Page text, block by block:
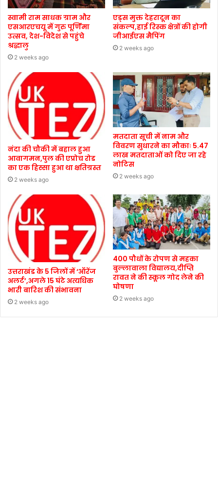
स्वामी राम साधक ग्राम और
एसआरएचयू में गुरु पूर्णिमा
उत्सव, देश-विदेश से पहुंचे
श्रद्धालु
2 weeks ago
एड्स मुक्त देहरादून का
संकल्प,हाई रिस्क क्षेत्रों की होगी
जीआईएस मैपिंग
2 weeks ago
नंदा की चौकी में बहाल हुआ
आवागमन,पुल की एप्रोच रोड
का एक हिस्सा हुआ था क्षतिग्रस्त
2 weeks ago
मतदाता सूची में नाम और
विवरण सुधारने का मौकाः 5.47
लाख मतदाताओं को दिए जा रहे
नोटिस
2 weeks ago
उत्तराखंड के 5 जिलों में ‘ऑरेंज
अलर्ट’,अगले 15 घंटे अत्यधिक
भारी बारिश की संभावना
2 weeks ago
400 पौधों के रोपण से महका
बुल्लावाला विद्यालय,दीप्ति
रावत ने की स्कूल गोद लेने की
घोषणा
2 weeks ago